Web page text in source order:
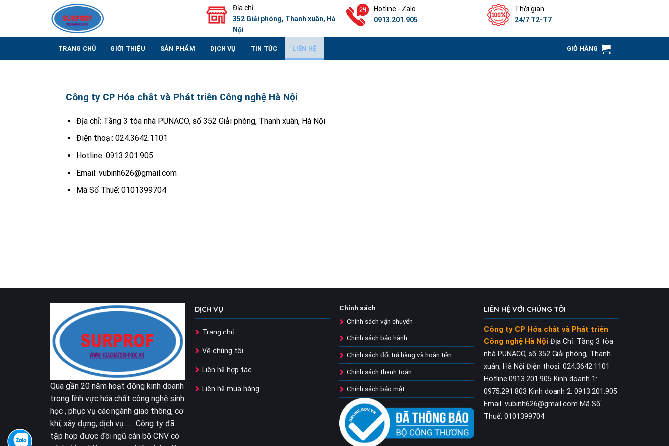
Địa chỉ:
352 Giải phóng, Thanh xuân, Hà
Nội
Hotline - Zalo
0913.201.905
Thời gian
24/7 T2-T7
TRANG CHỦ GIỚI THIỆU SẢN PHẨM DỊCH VỤ TIN TỨC LIÊN HỆ GIỎ HÀNG
Công ty CP Hóa chât và Phát triên Công nghệ Hà Nội
Địa chỉ: Tầng 3 tòa nhà PUNACO, số 352 Giải phóng, Thanh xuân, Hà Nội
Điện thoại: 024.3642.1101
Hotline: 0913.201.905
Email: vubinh626@gmail.com
Mã Số Thuế: 0101399704
Qua gần 20 năm hoạt động kinh doanh
trong lĩnh vực hóa chất công nghệ sinh
học , phục vụ các ngành giao thông, cơ
khí, xây dựng, dịch vụ ….. Công ty đã
tập hợp được đôi ngũ cán bộ CNV có
DỊCH VỤ
Trang chủ
Về chúng tôi
Liên hệ hợp tác
Liên hệ mua hàng
Chính sách
Chính sách vận chuyển
Chính sách bảo hành
Chính sách đổi trả hàng và hoàn tiền
Chính sách thanh toán
Chính sách bảo mật
LIÊN HỆ VỚI CHÚNG TÔI
Công ty CP Hóa chât và Phát triên
Công nghệ Hà Nội Địa Chỉ: Tầng 3 tòa
nhà PUNACO, số 352 Giải phóng, Thanh
xuân, Hà Nội Điện thoại: 024.3642.1101
Hotline:0913.201.905 Kinh doanh 1:
0975.291.803 Kinh doanh 2: 0913.201.905
Email: vubinh626@gmail.com Mã Số
Thuế: 0101399704